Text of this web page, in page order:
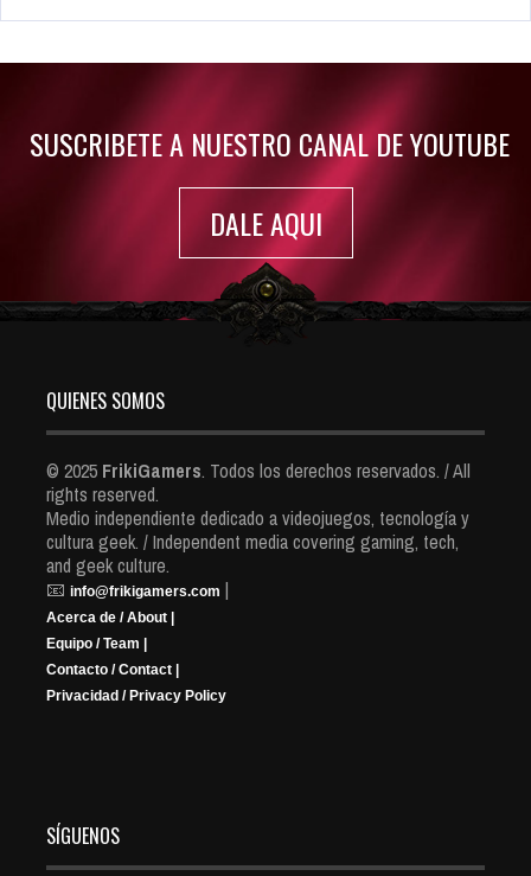
Rumor: Se filtran los primeros detalles de Resident Evil 9
SUSCRIBETE A NUESTRO CANAL DE YOUTUBE
DALE AQUI
QUIENES SOMOS
© 2025 FrikiGamers. Todos los derechos reservados. / All
rights reserved.
Medio independiente dedicado a videojuegos, tecnología y
cultura geek. / Independent media covering gaming, tech,
and geek culture.
📧 info@frikigamers.com |
Acerca de / About |
Equipo / Team |
Contacto / Contact |
Privacidad / Privacy Policy
SÍGUENOS